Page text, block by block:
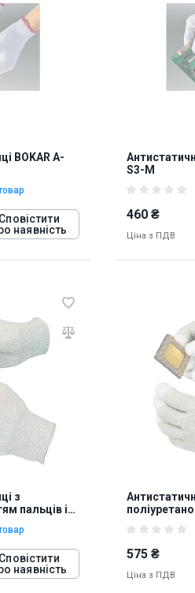
Наявність на
BOKAR A-
Сповістити
наявність
S3-M
460 ₴
Ціна з ПДВ
10436
з
пальців і
Сповістити
наявність
WG-3S
575 ₴
Ціна з ПДВ